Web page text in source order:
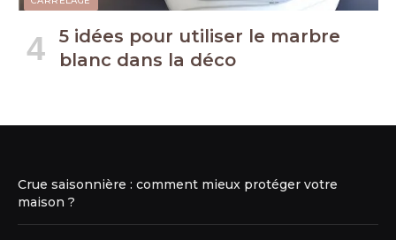
5 idées pour utiliser le marbre
blanc dans la déco
Crue saisonnière : comment mieux protéger votre
maison ?